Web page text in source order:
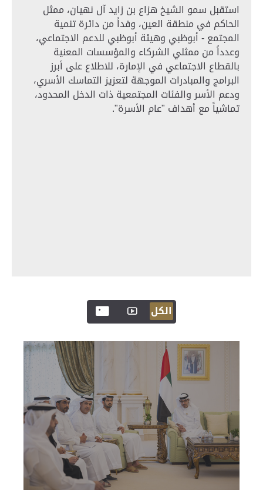
استقبل سمو الشيخ هزاع بن زايد آل نهيان، ممثل
الحاكم في منطقة العين، وفداً من دائرة تنمية
المجتمع - أبوظبي وهيئة أبوظبي للدعم الاجتماعي،
وعدداً من ممثلي الشركاء والمؤسسات المعنية
بالقطاع الاجتماعي في الإمارة، للاطلاع على أبرز
البرامج والمبادرات الموجهة لتعزيز التماسك الأسري،
ودعم الأسر والفئات المجتمعية ذات الدخل المحدود،
تماشياً مع أهداف "عام الأسرة".
الكل